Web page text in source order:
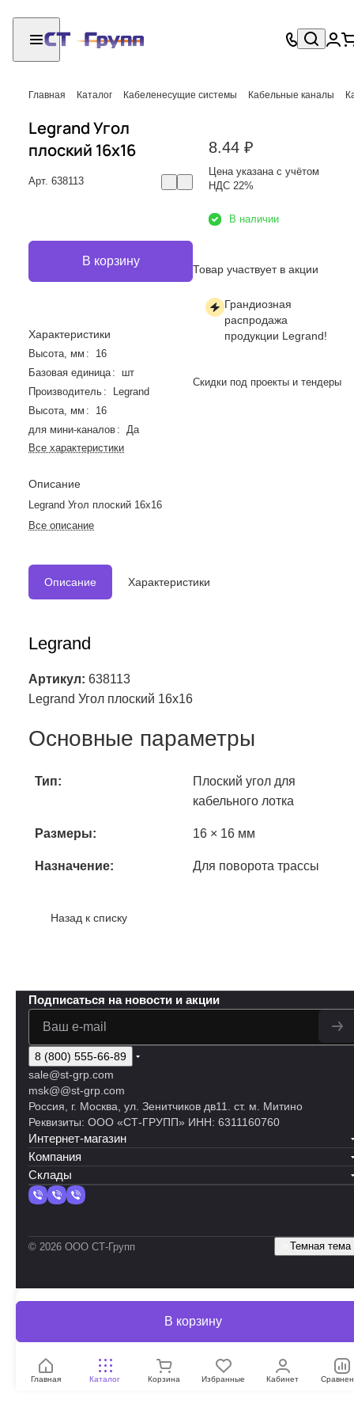
Главная Каталог Кабеленесущие системы Кабельные каналы
Legrand Угол
плоский 16x16
Арт. 638113
В корзину
Характеристики
Высота, мм :
16
Базовая единица :
шт
Производитель :
Legrand
Высота, мм :
16
для мини-каналов :
Да
Все характеристики
Описание
Legrand Угол плоский 16x16
Все описание
8.44 ₽
Цена указана с учётом
НДС 22%
В наличии
Товар участвует в акции
Грандиозная
распродажа
продукции Legrand!
Скидки под проекты и тендеры
Описание Характеристики
Legrand
Артикул: 638113
Legrand Угол плоский 16x16
Основные параметры
Тип:
Плоский угол для
кабельного лотка
Размеры: 16 × 16 мм
Назначение: Для поворота трассы
Назад к списку
В корзину
Главная Каталог Корзина Избранные Кабинет
Подписаться на новости и акции
8 (800) 555-66-89
sale@st-grp.com
msk@@st-grp.com
Россия, г. Москва, ул. Зенитчиков дв11. ст. м. Митино
Реквизиты: ООО «СТ-ГРУПП» ИНН: 6311160760
Интернет-магазин
Компания
Склады
© 2026 ООО СТ-Групп Темная тема